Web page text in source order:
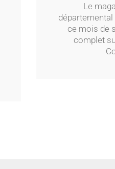
Le
ce mois de
complet